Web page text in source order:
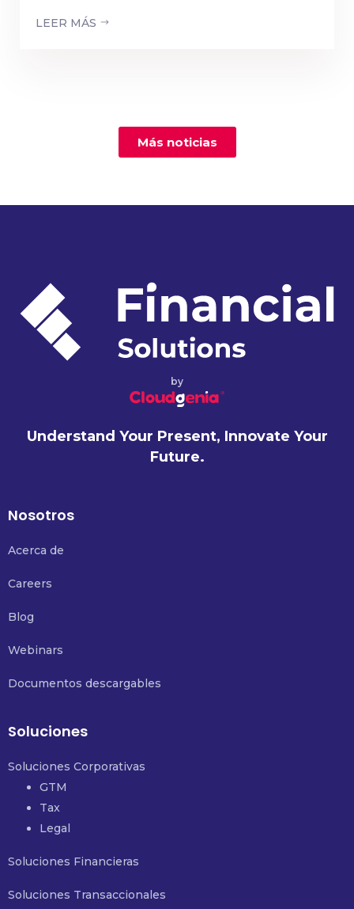
LEER MÁS
Más noticias
by
Understand Your Present, Innovate Your
Future.
Nosotros
Acerca de
Careers
Blog
Webinars
Documentos descargables
Soluciones
Soluciones Corporativas
GTM
Tax
Legal
Soluciones Financieras
Soluciones Transaccionales